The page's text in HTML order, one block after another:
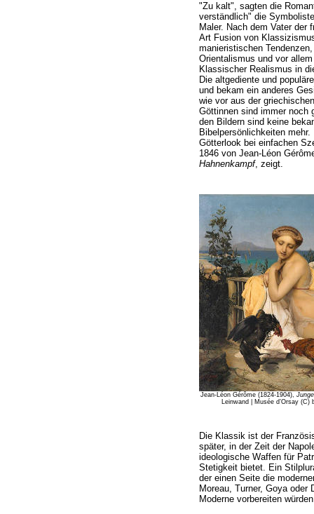
"Zu kalt", sagten die
verständlich" die
Maler. Nach dem Vater der
Art Fusion von
manieristischen
Orientalismus und vor
Klassischer Realismus in
Die altgediente und
und bekam ein anderes
wie vor aus der
Göttinnen sind immer noch
den Bildern sind keine
Bibelpersönlichkeiten
Götterlook bei einfachen
1846 von Jean-Léon
Hahnenkampf, zeigt.
Jean-Léon Gérôme (1824-1904),
Leinwand | Musée d’Orsay
Die Klassik ist der
später, in der Zeit der
ideologische Waffen für
Stetigkeit bietet. Ein
der einen Seite die
Moreau, Turner, Goya oder
Moderne vorbereiten